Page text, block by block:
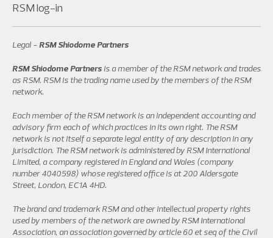
RSM log-in
Legal -RSM Shiodome Partners
RSM Shiodome Partners is a member of the RSM network and trades
as RSM. RSM is the trading name used by the members of the RSM
network.
Each member of the RSM network is an independent accounting and
advisory firm each of which practices in its own right. The RSM
network is not itself a separate legal entity of any description in any
jurisdiction. The RSM network is administered by RSM International
Limited, a company registered in England and Wales (company
number 4040598) whose registered office is at 200 Aldersgate
Street, London, EC1A 4HD.
The brand and trademark RSM and other intellectual property rights
used by members of the network are owned by RSM International
Association, an association governed by article 60 et seq of the Civil